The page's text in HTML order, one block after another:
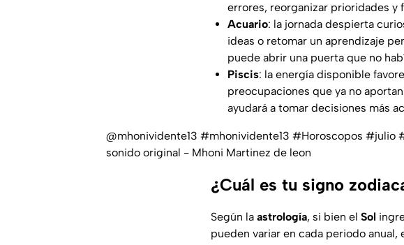
errores, reorganizar prioridades y
Acuario: la jornada despierta
ideas o retomar un aprendizaje
puede abrir una puerta que no
Piscis: la energía disponible
preocupaciones que ya no
ayudará a tomar decisiones más
@mhonividente13 #mhonividente13 #Horoscopos #julio
sonido original - Mhoni Martinez de leon
¿Cuál es tu signo
Según la astrología, si bien el Sol
pueden variar en cada periodo anual,